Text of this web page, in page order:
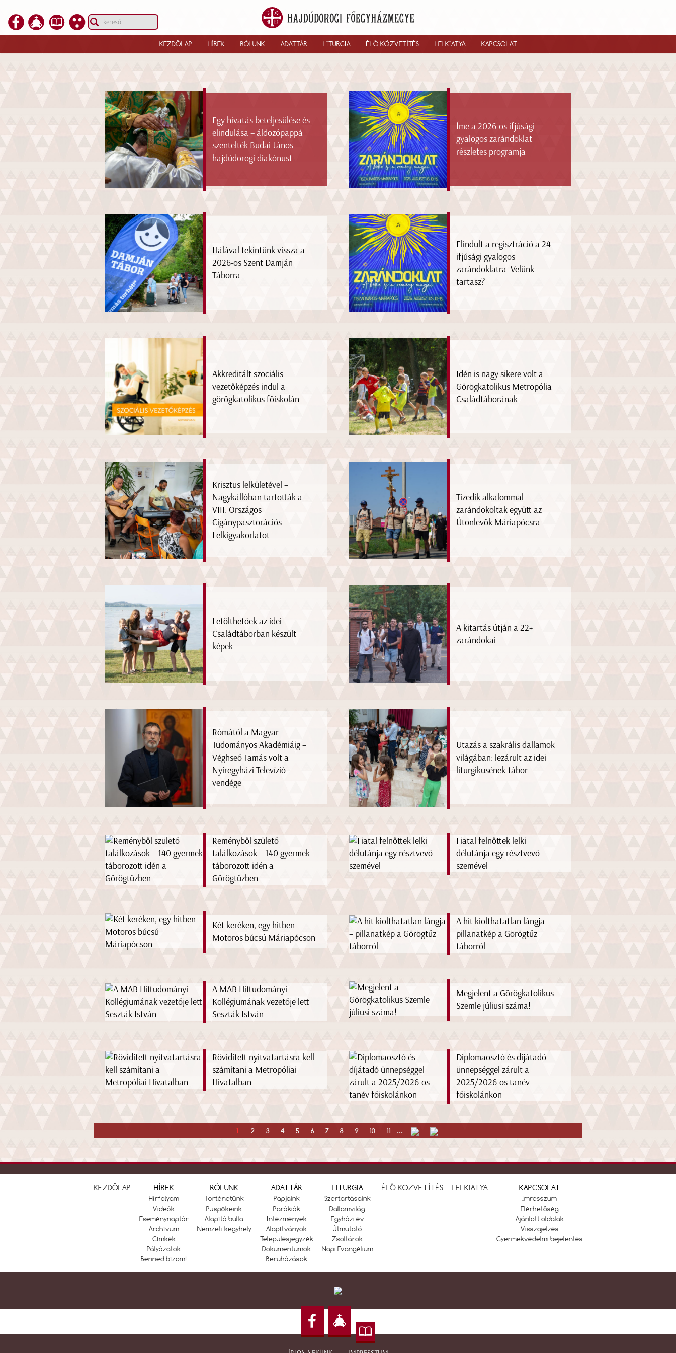
KEZDŐLAP HÍREK RÓLUNK ADATTÁR LITURGIA ÉLŐ KÖZVETÍTÉS LELKIATYA KAPCSOLAT
Egy hivatás beteljesülése és
elindulása – áldozópappá
szentelték Budai János
hajdúdorogi diakónust
Íme a 2026-os ifjúsági
gyalogos zarándoklat
részletes programja
Hálával tekintünk vissza a
2026-os Szent Damján
Táborra
Elindult a regisztráció a 24.
ifjúsági gyalogos
zarándoklatra. Velünk
tartasz?
Akkreditált szociális
vezetőképzés indul a
görögkatolikus főiskolán
Idén is nagy sikere volt a
Görögkatolikus Metropólia
Családtáborának
Krisztus lelkületével –
Nagykállóban tartották a
VIII. Országos
Cigánypasztorációs
Lelkigyakorlatot
Tizedik alkalommal
zarándokoltak együtt az
Útonlevők Máriapócsra
Letölthetőek az idei
Családtáborban készült
képek
A kitartás útján a 22+
zarándokai
Rómától a Magyar
Tudományos Akadémiáig –
Véghseő Tamás volt a
Nyíregyházi Televízió
vendége
Utazás a szakrális dallamok
világában: lezárult az idei
liturgikusének-tábor
Reményből születő
találkozások – 140 gyermek
táborozott idén a
Görögtűzben
Fiatal felnőttek lelki
délutánja egy résztvevő
szemével
Két keréken, egy hitben –
Motoros búcsú Máriapócson
A hit kiolthatatlan lángja –
pillanatkép a Görögtűz
táborról
A MAB Hittudományi
Kollégiumának vezetője lett
Seszták István
Megjelent a Görögkatolikus
Szemle júliusi száma!
Rövidített nyitvatartásra kell
számítani a Metropóliai
Hivatalban
Diplomaosztó és díjátadó
ünnepséggel zárult a
2025/2026-os tanév
főiskolánkon
1 2 3 4 5 6 7 8 9 10 11 ...
KEZDŐLAP HÍREK
Hírfolyam
Videók
Eseménynaptár
Archívum
Címkék
Pályázatok
Benned bízom!
RÓLUNK
Történetünk
Püspökeink
Alapító bulla
Nemzeti kegyhely
ADATTÁR
Papjaink
Parókiák
Intézmények
Alapítványok
Településjegyzék
Dokumentumok
Beruházások
LITURGIA
Szertartásaink
Dallamvilág
Egyházi év
Útmutató
Zsoltárok
Napi Evangélium
ÉLŐ KÖZVETÍTÉS LELKIATYA KAPCSOLAT
Imresszum
Elérhetőség
Ajánlott oldalak
Visszajelzés
Gyermekvédelmi bejelentés